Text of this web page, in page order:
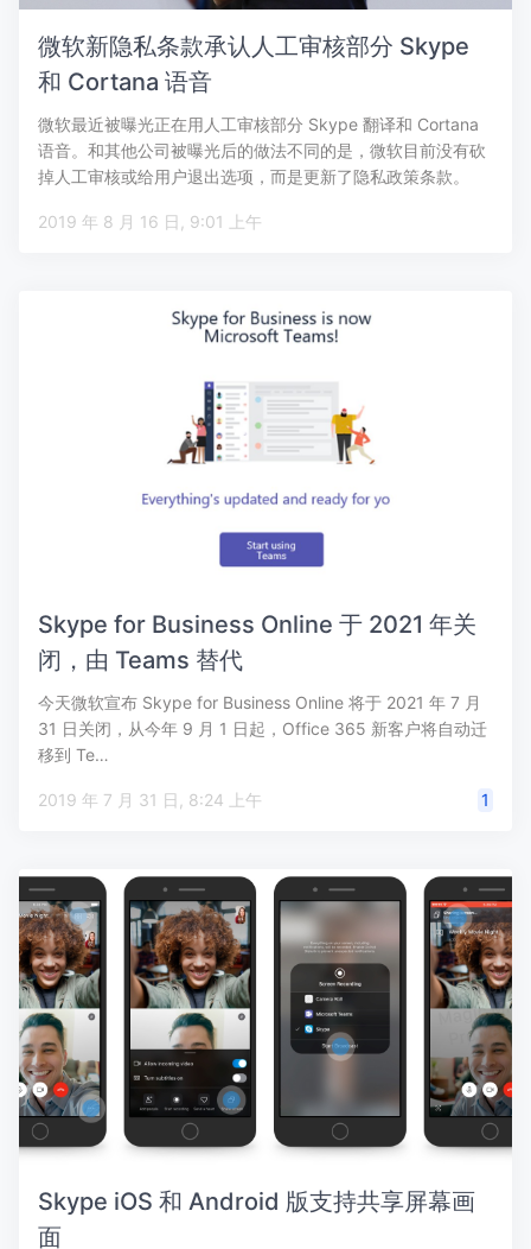
微软新隐私条款承认人工审核部分 Skype
和 Cortana 语音
微软最近被曝光正在用人工审核部分 Skype 翻译和 Cortana
语音。和其他公司被曝光后的做法不同的是，微软目前没有砍
掉人工审核或给用户退出选项，而是更新了隐私政策条款。
2019 年 8 月 16 日, 9:01 上午
Skype for Business Online 于 2021 年关
闭，由 Teams 替代
今天微软宣布 Skype for Business Online 将于 2021 年 7 月
31 日关闭，从今年 9 月 1 日起，Office 365 新客户将自动迁
移到 Te…
2019 年 7 月 31 日, 8:24 上午 1
Skype iOS 和 Android 版支持共享屏幕画
面